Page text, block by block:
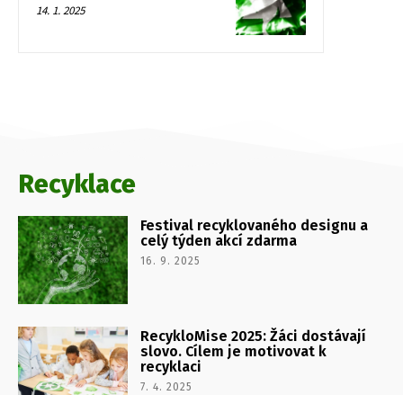
14. 1. 2025
Recyklace
Festival recyklovaného designu a
celý týden akcí zdarma
16. 9. 2025
RecykloMise 2025: Žáci dostávají
slovo. Cílem je motivovat k
recyklaci
7. 4. 2025